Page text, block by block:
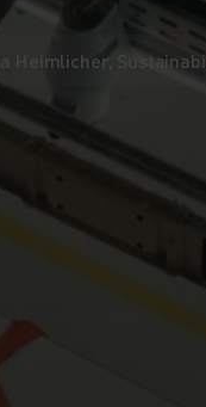
Heimlicher,